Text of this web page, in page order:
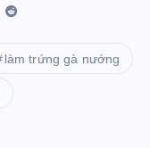
làm trứng gà nướng